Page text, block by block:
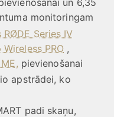
un 6,35
monitoringam
Series IV
PRO ,
pievienošanai
apstrādei, ko
padi skaņu,